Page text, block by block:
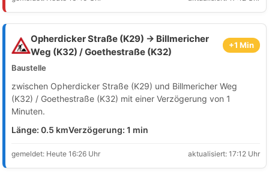
Opherdicker Straße (K29) → Billmericher
Weg (K32) / Goethestraße (K32)
+1 Min
Baustelle
zwischen Opherdicker Straße (K29) und Billmericher Weg
(K32) / Goethestraße (K32) mit einer Verzögerung von 1
Minuten.
Länge: 0.5 kmVerzögerung: 1 min
gemeldet: Heute 16:26 Uhr aktualisiert: 17:12 Uhr